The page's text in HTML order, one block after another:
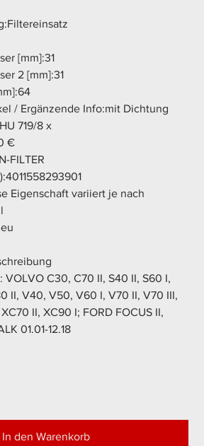
[mm]:31
2 [mm]:31
/ Ergänzende Info:mit Dichtung
719/8 x
€
FILTER
Eigenschaft variiert je nach
VOLVO C30, C70 II, S40 II, S60 I,
II, V40, V50, V60 I, V70 II, V70 III,
II, XC90 I; FORD FOCUS II,
01.01-12.18
In den Warenkorb